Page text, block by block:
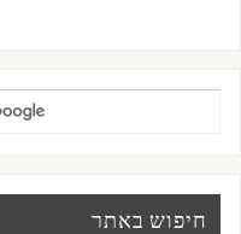
חיפוש באתר